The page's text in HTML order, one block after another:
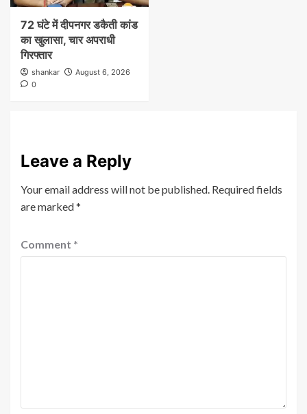
72 घंटे में दीपनगर डकैती कांड
का खुलासा, चार अपराधी
गिरफ्तार
shankar
August 6, 2026
0
Leave a Reply
Your email address will not be published. Required fields
are marked*
Comment *